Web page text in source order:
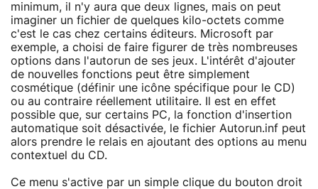
minimum, il n'y aura que deux lignes, mais on peut
imaginer un fichier de quelques kilo-octets comme
c'est le cas chez certains éditeurs. Microsoft par
exemple, a choisi de faire figurer de très nombreuses
options dans l'autorun de ses jeux. L'intérêt d'ajouter
de nouvelles fonctions peut être simplement
cosmétique (définir une icône spécifique pour le CD)
ou au contraire réellement utilitaire. Il est en effet
possible que, sur certains PC, la fonction d'insertion
automatique soit désactivée, le fichier Autorun.inf peut
alors prendre le relais en ajoutant des options au menu
contextuel du CD.
Ce menu s'active par un simple clique du bouton droit